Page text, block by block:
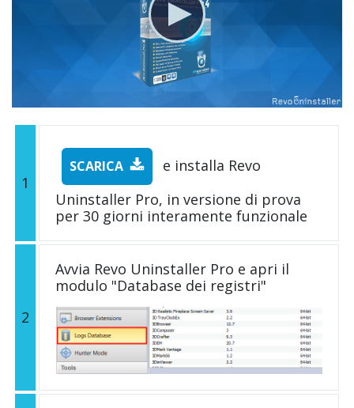
1
SCARICA
e installa Revo
Uninstaller Pro, in versione di prova
per 30 giorni interamente funzionale
2
Avvia Revo Uninstaller Pro e apri il
modulo "Database dei registri"